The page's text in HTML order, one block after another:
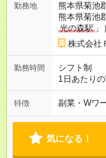
理美容師手当あり 研修期間6ヶ月間は以下給
給1040円 ※交通費支給（～500円/日） ※給与に関しては2025年
度の最低賃
時期によっ
勤務地
熊本県菊池
熊本県菊池
光の森駅 」）
株式会社
勤務時間
シフト制
1日あたり
週2日～、1
え決定しま
特徴 副業・Wワ
気になる！